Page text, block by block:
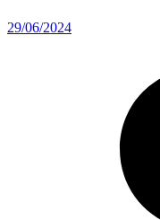
29/06/2024